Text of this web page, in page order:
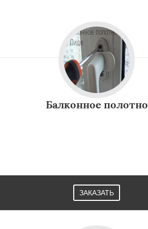
Балконное полотно
ЗАКАЗАТЬ